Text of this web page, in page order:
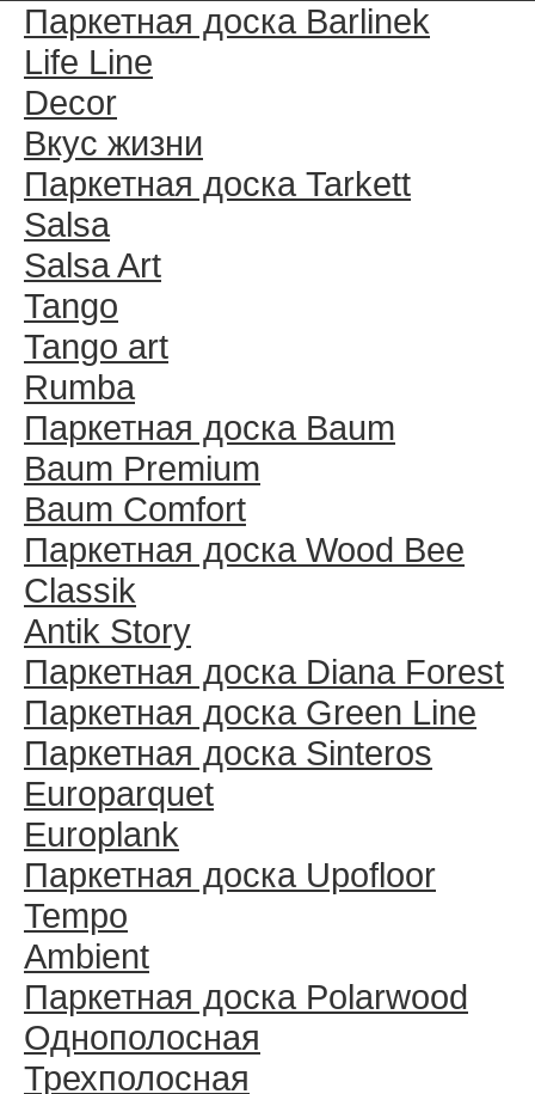
Паркетная доска Barlinek
Life Line
Decor
Вкус жизни
Паркетная доска Tarkett
Salsa
Salsa Art
Tango
Tango art
Rumba
Паркетная доска Baum
Baum Premium
Baum Comfort
Паркетная доска Wood Bee
Classik
Antik Story
Паркетная доска Diana Forest
Паркетная доска Green Line
Паркетная доска Sinteros
Europarquet
Europlank
Паркетная доска Upofloor
Tempo
Ambient
Паркетная доска Polarwood
Однополосная
Трехполосная